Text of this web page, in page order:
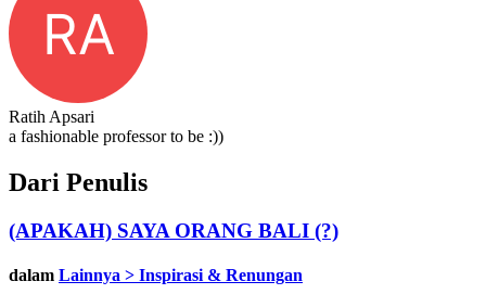
RA
Ratih Apsari
a fashionable professor to be :))
Dari Penulis
(APAKAH) SAYA ORANG BALI (?)
dalam Lainnya > Inspirasi & Renungan